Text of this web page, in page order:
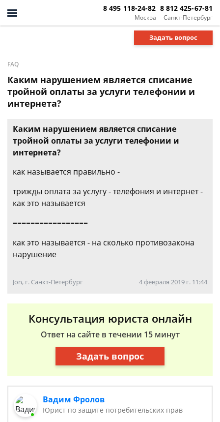
Москва
8 495 118-24-82
Санкт-Петербург
8 812 425-67-81
Задать вопрос
FAQ
Каким нарушением является списание
тройной оплаты за услуги телефонии и
интернета?
Каким нарушением является списание
тройной оплаты за услуги телефонии и
интернета?
как называется правильно -
трижды оплата за услугу - телефония и интернет -
как это называется
=================
как это называется - на сколько противозакона
нарушение
Jon, г. Санкт-Петербург 4 февраля 2019 г. 11:44
Консультация юриста онлайн
Ответ на сайте в течении 15 минут
Задать вопрос
Вадим Фролов
Юрист по защите потребительских прав